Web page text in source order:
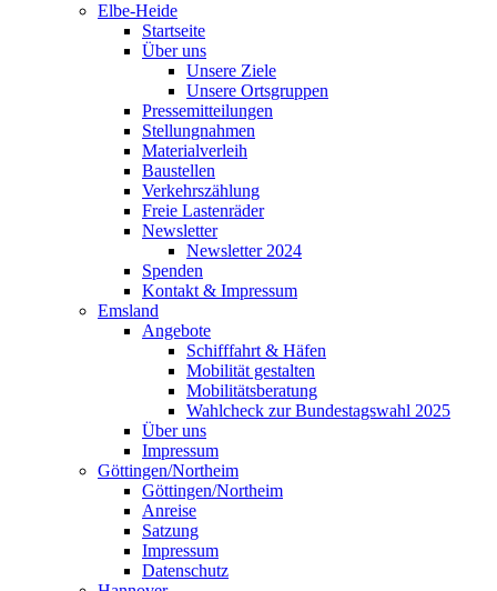
Elbe-Heide
Startseite
Über uns
Unsere Ziele
Unsere Ortsgruppen
Pressemitteilungen
Stellungnahmen
Materialverleih
Baustellen
Verkehrszählung
Freie Lastenräder
Newsletter
Newsletter 2024
Spenden
Kontakt & Impressum
Emsland
Angebote
Schifffahrt & Häfen
Mobilität gestalten
Mobilitätsberatung
Wahlcheck zur Bundestagswahl 2025
Über uns
Impressum
Göttingen/Northeim
Göttingen/Northeim
Anreise
Satzung
Impressum
Datenschutz